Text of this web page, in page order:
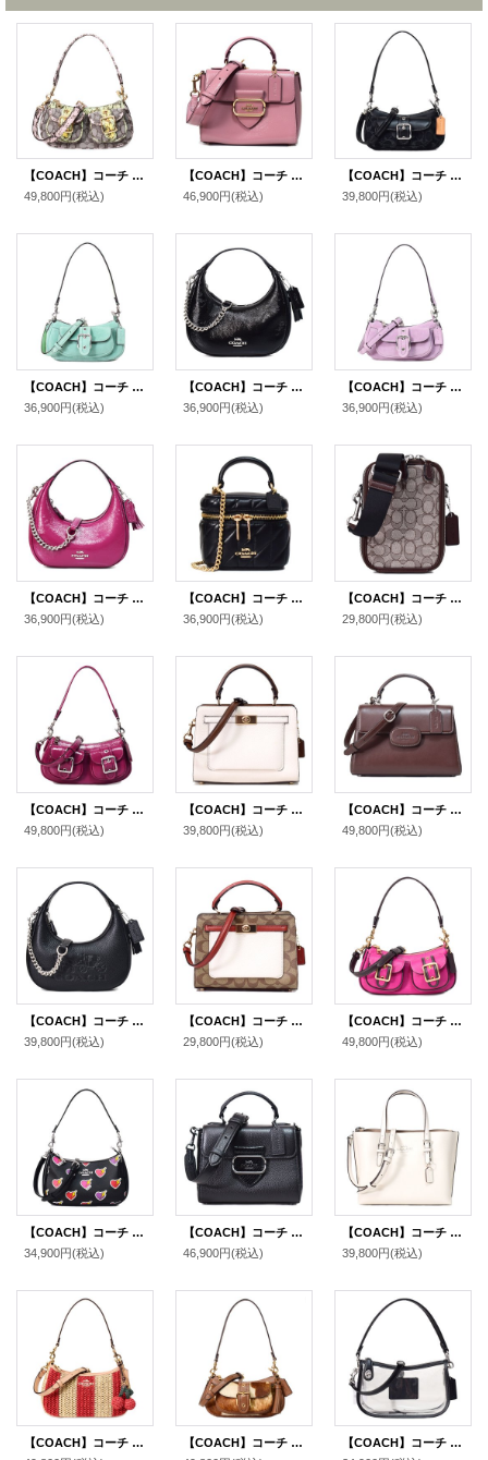
【COACH】コーチ バッグ パイソン ジャガード レザー シグネチャー スネーク アシュトン バゲット 2way クロスボディ 斜め掛け ショルダー ハンドバッグ オークマルチ（日本未発売）
49,800円(税込)
【COACH】コーチ レザー モーガン トップ ハンドル サッチェル クロスボディ 2WAY ショルダー ハンドバッグ ダスティローズ（日本未発売）
46,900円(税込)
【COACH】コーチ バッグ デニム レザー シグネチャー ミニ アシュトン 2way クロスボディ 斜め掛け ショルダー ハンドバッグ ブラック（日本未発売）
39,800円(税込)
【COACH】コーチ バッグ スエード レザー ミニ アシュトン 2way クロスボディ 斜め掛け ショルダー ハンドバッグ ミント（日本未発売）
36,900円(税込)
【COACH】コーチ バッグ 三日月型 カルメン パテントレザー ミニ ロゴ 2way チェーン クロスボディ 斜め掛け ショルダーバッグ ハンドバッグ ブラック（日本未発売）
36,900円(税込)
【COACH】コーチ バッグ スエード レザー ミニ アシュトン 2way クロスボディ 斜め掛け ショルダー ハンドバッグ ライトバイオレット（日本未発売）
36,900円(税込)
【COACH】コーチ バッグ 三日月型 カルメン パテントレザー ミニ ロゴ 2way チェーン クロスボディ 斜め掛け ショルダーバッグ ハンドバッグ ピンク（日本未発売）
36,900円(税込)
【COACH】コーチ バッグ レザー キルティング アヴァ ロゴ スクエア ボックス チェーン クロスボディ 2WAY 斜め掛け ショルダー ハンドバッグ ブラック（日本未発売）
36,900円(税込)
【COACH】コーチ バッグ ジャガード レザー シグネチャー スタントン 2WAY クロスボディ 斜め掛け ショルダー バッグ オーク×メイプル〔日本未発売〕
29,800円(税込)
【COACH】コーチ バッグ パテントレザー アシュトン バゲット 2way クロスボディ 斜め掛け ショルダー ハンドバッグ ピンク（日本未発売）
49,800円(税込)
【COACH】コーチ レザー ミニ レーン ハンドル クロスボディ 斜め掛け 2WAY ショルダー ハンドバッグ チャーク×ペニーマルチ（日本未発売）
39,800円(税込)
【COACH】コーチ バッグ レザー エライザ ロゴ トップ ハンドル サッチェル クロスボディ 2WAY ショルダー ハンドバッグ メイプル（日本未発売）
49,800円(税込)
【COACH】コーチ バッグ ペブルレザー カルメン ミニ ロゴ 2way チェーン クロスボディ 斜め掛け ショルダーバッグ ハンドバッグ ブラック（日本未発売）
39,800円(税込)
【COACH】コーチ コーティングキャンバス レザー シグネチャー ミニ レーン ハンドル クロスボディ 斜め掛け 2WAY ショルダー ハンドバッグ カーキチャークマルチ（日本未発売）
29,800円(税込)
【COACH】コーチ ぺブルレザー アシュトン バゲット 2way クロスボディ 斜め掛け ショルダー ハンド バッグ セリースマルチ（日本未発売）
49,800円(税込)
【COACH】コーチ バッグ ハートボルト PVC レザー テリ ロゴ 2way クロスボディ 斜め掛け ショルダー ハンドバッグ ブラックマルチ（日本未発売）
34,900円(税込)
【COACH】コーチ バッグ パイソン レザー スネーク エンボスド モーガン トップ ハンドル サッチェル クロスボディ 2WAY ショルダー ハンドバッグ ブラックマルチ（日本未発売）
46,900円(税込)
【COACH】コーチ バッグ トート レザー モリー 25 ロゴ 2WAY クロスボディ 斜め掛け ショルダー ハンドバッグ チャーク（日本未発売）
39,800円(税込)
【COACH】コーチ バッグ かごバッグ ストロー レザー ストライプ テリ チャーム付き ロゴ 2way クロスボディ 斜め掛け ショルダー ハンドバッグ レッド×タン（日本未発売）
【COACH】コーチ バッグ ヘアカーフ レザー アニマル柄 カウプリント ミニ アシュトン 2way クロスボディ 斜め掛け ショルダー ハンドバッグ カウマルチ（日本未発売）
【COACH】コーチ バッグ スケルトン シースルー PVC レザー クリア スウィンガー ターンロック 2way クロスボディ 斜め掛け ショルダー ハンドバッグ ブラック（日本未発売）